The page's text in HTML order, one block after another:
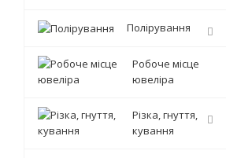
Полірування
Робоче місце
ювеліра
Різка, гнуття,
кування